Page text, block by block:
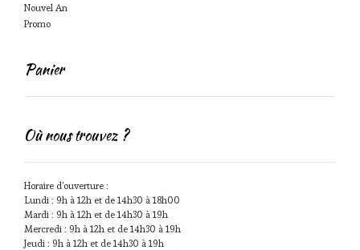
Nouvel An
Promo
Panier
Où nous trouvez ?
Horaire d'ouverture :
Lundi : 9h à 12h et de 14h30 à 18h00
Mardi : 9h à 12h et de 14h30 à 19h
Mercredi : 9h à 12h et de 14h30 à 19h
Jeudi : 9h à 12h et de 14h30 à 19h